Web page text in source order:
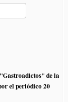
de la
el periódico 20